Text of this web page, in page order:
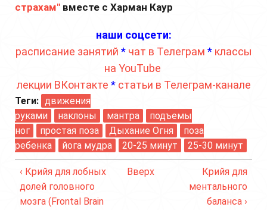
страхам" вместе с Харман Каур
наши соцсети:
расписание занятий * чат в Телеграм * классы
на YouTube
лекции ВКонтакте * статьи в Телеграм-канале
Теги: движения
руками
наклоны мантра
подъемы
ног
простая поза Дыхание Огня
поза
ребенка
йога мудра 20-25 минут 25-30 минут
‹ Крийя для лобных
долей головного
мозга (Frontal Brain
Вверх
Крийя для
ментального
баланса ›